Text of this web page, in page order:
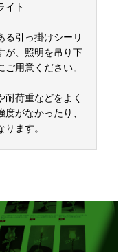
イト
る引っ掛けシーリ
が、照明を吊り下
用意ください。
耐荷重などをよく
がなかったり、
ます。